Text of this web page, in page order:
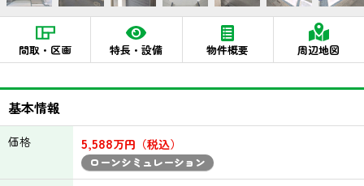
間取・区画 特長・設備 物件概要 周辺地図
基本情報
価格 5,588万円（税込）
ローンシミュレーション